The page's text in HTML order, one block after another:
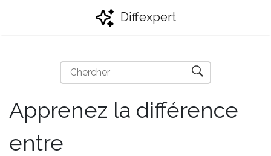
Diffexpert
Apprenez la différence
entre